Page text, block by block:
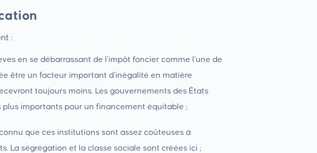
:
en se débarrassant de l’impôt foncier comme l’une de
être un facteur important d’inégalité en matière
toujours moins. Les gouvernements des États
importants pour un financement équitable ;
que ces institutions sont assez coûteuses à
La ségrégation et la classe sociale sont créées ici ;